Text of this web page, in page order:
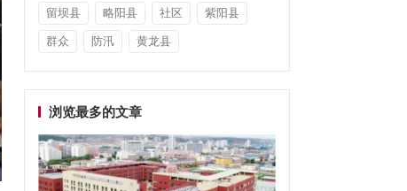
留坝县 略阳县 社区 紫阳县
群众 防汛 黄龙县
浏览最多的文章